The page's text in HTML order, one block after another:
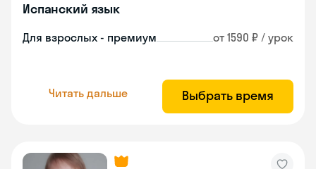
Испанский язык
Для взрослых - премиум от 1590 ₽ / урок
Читать дальше Выбрать время